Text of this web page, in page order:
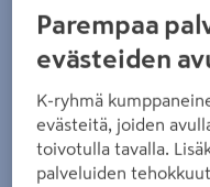
25cm mattamusta
44,95€/kpl
44,95 €/ kpl
Lue lisää
Parempaa
evästeiden
K-ryhmä
evästeitä, joiden
toivotulla tavalla.
palveluiden